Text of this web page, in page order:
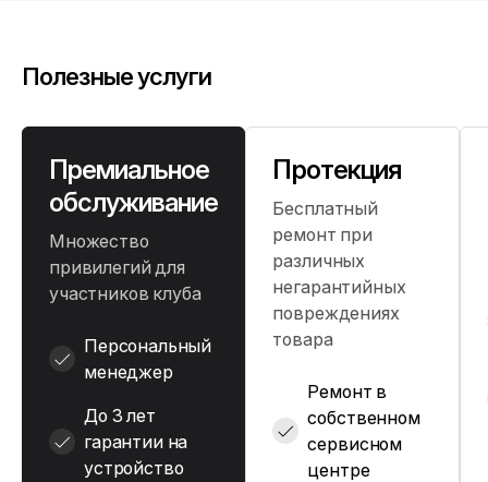
Полезные услуги
Премиальное
обслуживание
Множество
привилегий для
участников клуба
Персональный
менеджер
До 3 лет
гарантии на
устройство
Протекция
Бесплатный
ремонт при
различных
негарантийных
повреждениях
товара
Ремонт в
собственном
сервисном
центре